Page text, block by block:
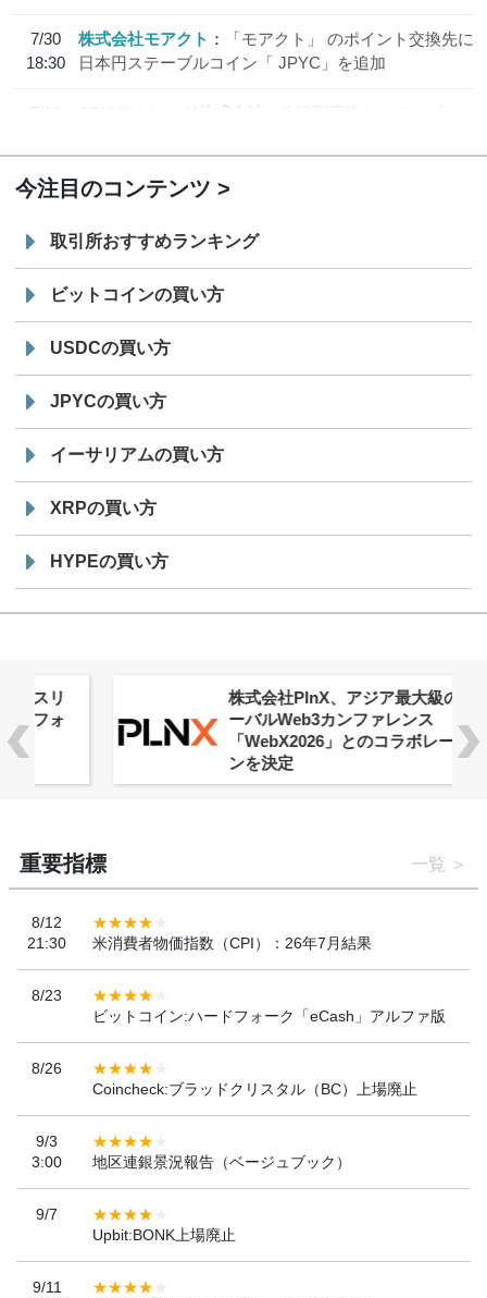
7/30
18:30
株式会社モアクト
「モアクト」 のポイント交換先に
日本円ステーブルコイン「 JPYC」を追加
7/29
SBI VCトレード株式会社
信託型円建てステーブル
今注目のコンテンツ
取引所おすすめランキング
ビットコインの買い方
USDCの買い方
JPYCの買い方
イーサリアムの買い方
XRPの買い方
HYPEの買い方
株式会社PlnX、アジア最大級のグロ
ーバルWeb3カンファレンス
「WebX2026」とのコラボレーショ
重要指標 一覧
8/12
21:30
米消費者物価指数（CPI）：26年7月結果
8/23
ビットコイン:ハードフォーク「eCash」アルファ版
8/26
Coincheck:ブラッドクリスタル（BC）上場廃止
9/3
3:00
地区連銀景況報告（ベージュブック）
9/7
Upbit:BONK上場廃止
9/11